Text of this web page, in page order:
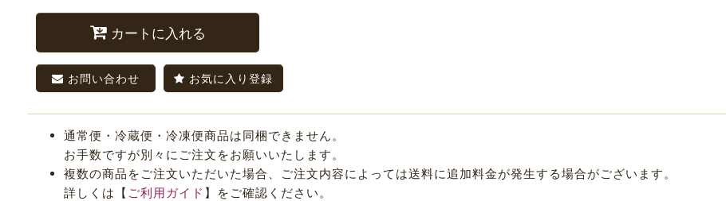
カートに入れる
お問い合わせ お気に入り登録
通常便・冷蔵便・冷凍便商品は同梱できません。
お手数ですが別々にご注文をお願いいたします。
複数の商品をご注文いただいた場合、ご注文内容によっては送料に追加料金が発生する場合がございます。
詳しくは【 ご利用ガイド 】をご確認ください。